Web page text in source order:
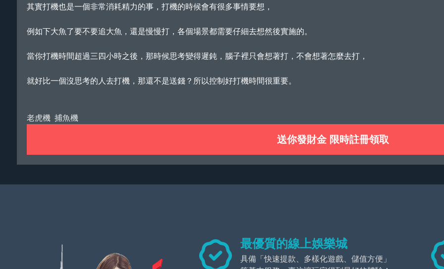
其實打機也是一個非常消耗精力的事，打機的時候會有很多事情要想，
例如下大魚了要不要追大魚，還是慢慢打，各個場景都需要仔細去想然後實施的。
當你打機時間超過三四小時之後，那時候思考變得遲鈍，腦子裡只會想著打，不會想著怎麼去打，
就好比一個沒思考的人去打機，那還不是送錢？所以控制好打機時間很重要。
老虎機 捕魚機
送你發財金 限時註冊領取
最優質的線上娛樂城
具備「快速提款、多樣化遊戲、儲值方便」